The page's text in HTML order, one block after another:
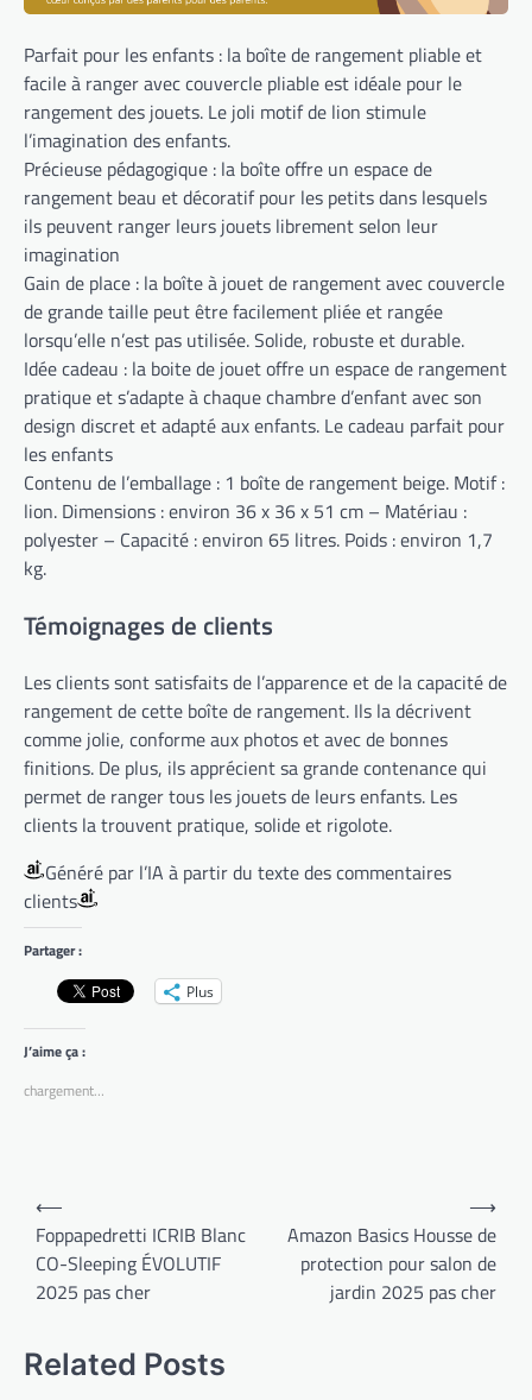
Parfait pour les enfants : la boîte de rangement pliable et
facile à ranger avec couvercle pliable est idéale pour le
rangement des jouets. Le joli motif de lion stimule
l’imagination des enfants.
Précieuse pédagogique : la boîte offre un espace de
rangement beau et décoratif pour les petits dans lesquels
ils peuvent ranger leurs jouets librement selon leur
imagination
Gain de place : la boîte à jouet de rangement avec couvercle
de grande taille peut être facilement pliée et rangée
lorsqu’elle n’est pas utilisée. Solide, robuste et durable.
Idée cadeau : la boite de jouet offre un espace de rangement
pratique et s’adapte à chaque chambre d’enfant avec son
design discret et adapté aux enfants. Le cadeau parfait pour
les enfants
Contenu de l’emballage : 1 boîte de rangement beige. Motif :
lion. Dimensions : environ 36 x 36 x 51 cm – Matériau :
polyester – Capacité : environ 65 litres. Poids : environ 1,7
kg.
Témoignages de clients
Les clients sont satisfaits de l’apparence et de la capacité de
rangement de cette boîte de rangement. Ils la décrivent
comme jolie, conforme aux photos et avec de bonnes
finitions. De plus, ils apprécient sa grande contenance qui
permet de ranger tous les jouets de leurs enfants. Les
clients la trouvent pratique, solide et rigolote.
Généré par l’IA à partir du texte des commentaires
clients
Partager :
Plus
J’aime ça :
chargement…
Navigation
de
l’article
⟵
Foppapedretti ICRIB Blanc
CO-Sleeping ÉVOLUTIF
2025 pas cher
Amazon Basics Housse de
protection pour salon de
jardin 2025 pas cher
⟶
Related Posts